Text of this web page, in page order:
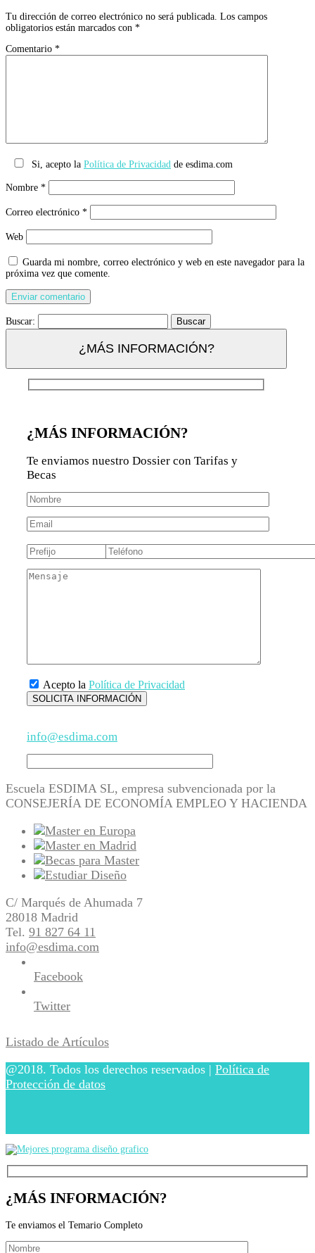
Tu dirección de correo electrónico no será publicada. Los campos
obligatorios están marcados con *
Comentario *
Si, acepto la Política de Privacidad de esdima.com
Nombre *
Correo electrónico *
Web
Guarda mi nombre, correo electrónico y web en este navegador para la
próxima vez que comente.
Buscar:
¿MÁS INFORMACIÓN?
¿MÁS INFORMACIÓN?
Te enviamos nuestro Dossier con Tarifas y
Becas
Acepto la Política de Privacidad
info@esdima.com
Escuela ESDIMA SL, empresa subvencionada por la
CONSEJERÍA DE ECONOMÍA EMPLEO Y HACIENDA
C/ Marqués de Ahumada 7
28018 Madrid
Tel. 91 827 64 11
info@esdima.com
Facebook
Twitter
Listado de Artículos
@2018. Todos los derechos reservados | Política de
Protección de datos
¿MÁS INFORMACIÓN?
Te enviamos el Temario Completo